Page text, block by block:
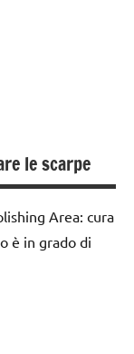
le scarpe
Area: cura
è in grado di